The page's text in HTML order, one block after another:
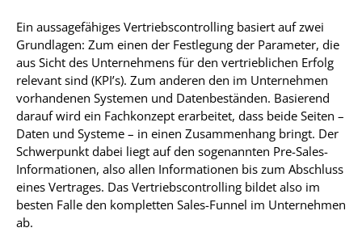
Ein aussagefähiges Vertriebscontrolling basiert auf zwei
Grundlagen: Zum einen der Festlegung der Parameter, die
aus Sicht des Unternehmens für den vertrieblichen Erfolg
relevant sind (KPI’s). Zum anderen den im Unternehmen
vorhandenen Systemen und Datenbeständen. Basierend
darauf wird ein Fachkonzept erarbeitet, dass beide Seiten –
Daten und Systeme – in einen Zusammenhang bringt. Der
Schwerpunkt dabei liegt auf den sogenannten Pre-Sales-
Informationen, also allen Informationen bis zum Abschluss
eines Vertrages. Das Vertriebscontrolling bildet also im
besten Falle den kompletten Sales-Funnel im Unternehmen
ab.